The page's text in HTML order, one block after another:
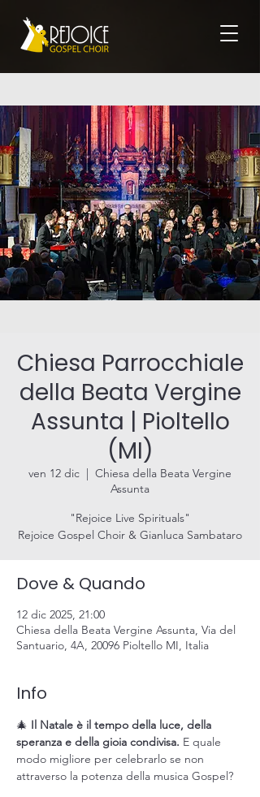
Chiesa Parrocchiale
della Beata Vergine
Assunta | Pioltello
(MI)
ven 12 dic
  |
Chiesa della Beata Vergine
Assunta
"Rejoice Live Spirituals"
Rejoice Gospel Choir & Gianluca Sambataro
Dove & Quando
12 dic 2025, 21:00
Chiesa della Beata Vergine Assunta, Via del
Santuario, 4A, 20096 Pioltello MI, Italia
Info
🎄 Il Natale è il tempo della luce, della
speranza e della gioia condivisa. E quale
modo migliore per celebrarlo se non
attraverso la potenza della musica Gospel?